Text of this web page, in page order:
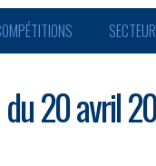
20 avril